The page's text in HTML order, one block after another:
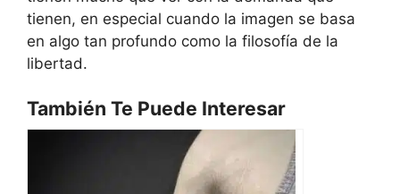
tienen, en especial cuando la imagen se basa
en algo tan profundo como la filosofía de la
libertad.
También Te Puede Interesar